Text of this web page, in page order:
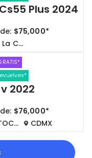
Plus 2024
$75,000*
2022
$76,000*
CDMX